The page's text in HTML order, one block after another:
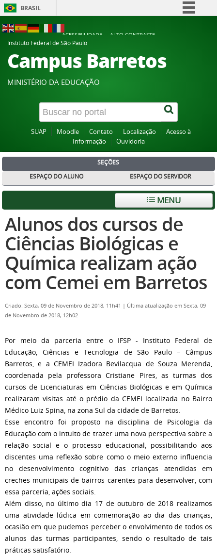
BRASIL
Participe
Acesso à informação
Canais
ACESSIBILIDADE
ALTO CONTRASTE
Instituto Federal de São Paulo
Campus Barretos
MINISTÉRIO DA EDUCAÇÃO
SUAP Moodle Contato Localização
Acesso à
Informação
Ouvidoria
SEÇÕES
ESPAÇO DO ALUNO
ESPAÇO DO SERVIDOR
MENU
Alunos dos cursos de
Ciências Biológicas e
Química realizam ação
com Cemei em Barretos
Criado: Sexta, 09 de Novembro de 2018, 11h41 | Última atualização em Sexta, 09
de Novembro de 2018, 12h02
Por meio da parceria entre o IFSP - Instituto Federal de
Educação, Ciências e Tecnologia de São Paulo – Câmpus
Barretos, e a CEMEI Izadora Bevilacqua de Souza Merenda,
coordenada pela professora Cristiane Pires, as turmas dos
cursos de Licenciaturas em Ciências Biológicas e em Química
realizaram visitas até o prédio da CEMEI localizada no Bairro
Médico Luiz Spina, na zona Sul da cidade de Barretos.
Esse encontro foi proposto na disciplina de Psicologia da
Educação com o intuito de trazer uma nova perspectiva sobre a
relação social e o processo educacional, possibilitando aos
discentes uma reflexão sobre como o meio externo influencia
no desenvolvimento cognitivo das crianças atendidas em
creches municipais de bairros carentes para desenvolver, com
essa parceria, ações sociais.
Além disso, no último dia 17 de outubro de 2018 realizamos
uma atividade lúdica em comemoração ao dia das crianças,
ocasião em que pudemos perceber o envolvimento de todos os
alunos das turmas participantes, sendo o resultado de tais
práticas satisfatório.